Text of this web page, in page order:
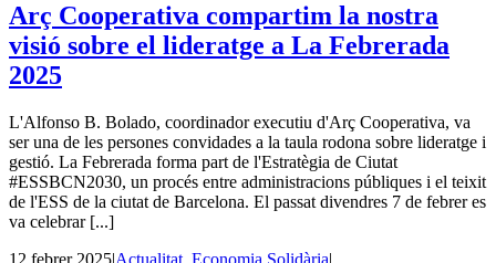
Arç Cooperativa compartim la nostra
visió sobre el lideratge a La Febrerada
2025
L'Alfonso B. Bolado, coordinador executiu d'Arç Cooperativa, va
ser una de les persones convidades a la taula rodona sobre lideratge i
gestió. La Febrerada forma part de l'Estratègia de Ciutat
#ESSBCN2030, un procés entre administracions públiques i el teixit
de l'ESS de la ciutat de Barcelona. El passat divendres 7 de febrer es
va celebrar [...]
12 febrer 2025|Actualitat Economia Solidària|